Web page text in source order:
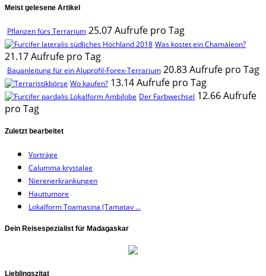
Meist gelesene Artikel
Pflanzen fürs Terrarium 25.07 Aufrufe pro Tag
Was kostet ein Chamäleon?
21.17 Aufrufe pro Tag
Bauanleitung für ein Aluprofil-Forex-Terrarium 20.83 Aufrufe pro Tag
Wo kaufen? 13.14 Aufrufe pro Tag
Der Farbwechsel 12.66 Aufrufe
pro Tag
Zuletzt bearbeitet
Vorträge
Calumma krystalae
Nierenerkrankungen
Hauttumore
Lokalform Toamasina (Tamatav ...
Dein Reisespezialist für Madagaskar
Lieblingszitat